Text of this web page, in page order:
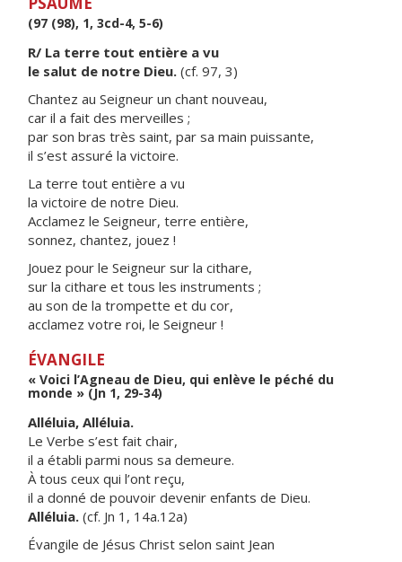
(97 (98), 1, 3cd-4, 5-6)
R/ La terre tout entière a vu
le salut de notre Dieu. (cf. 97, 3)
Chantez au Seigneur un chant nouveau,
car il a fait des merveilles ;
par son bras très saint, par sa main puissante,
il s’est assuré la victoire.
La terre tout entière a vu
la victoire de notre Dieu.
Acclamez le Seigneur, terre entière,
sonnez, chantez, jouez !
Jouez pour le Seigneur sur la cithare,
sur la cithare et tous les instruments ;
au son de la trompette et du cor,
acclamez votre roi, le Seigneur !
ÉVANGILE
« Voici l’Agneau de Dieu, qui enlève le péché du
monde » (Jn 1, 29-34)
Alléluia, Alléluia.
Le Verbe s’est fait chair,
il a établi parmi nous sa demeure.
À tous ceux qui l’ont reçu,
il a donné de pouvoir devenir enfants de Dieu.
Alléluia. (cf. Jn 1, 14a.12a)
Évangile de Jésus Christ selon saint Jean